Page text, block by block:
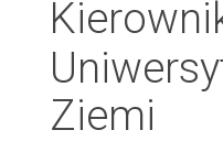
Ziemi